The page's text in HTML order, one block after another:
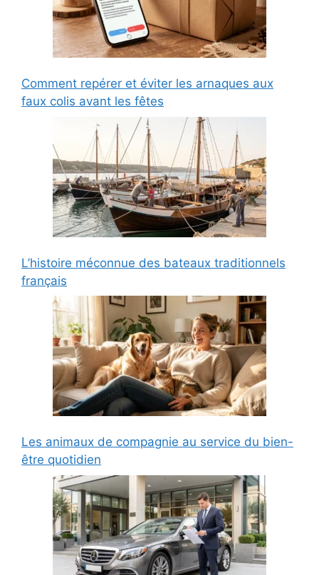
Comment repérer et éviter les arnaques aux
faux colis avant les fêtes
L’histoire méconnue des bateaux traditionnels
français
Les animaux de compagnie au service du bien-
être quotidien